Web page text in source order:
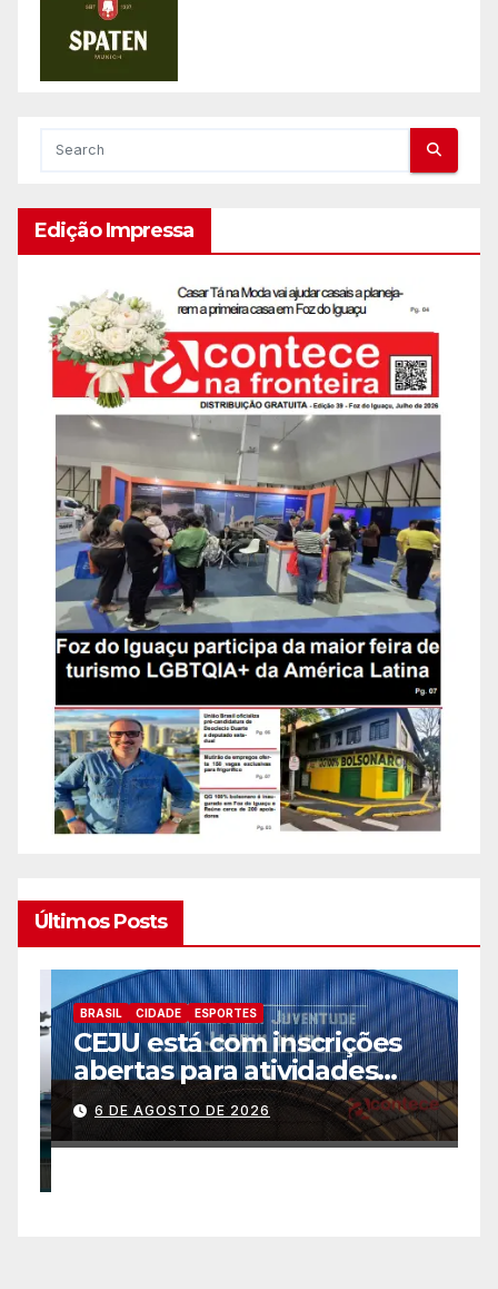
Edição Impressa
Últimos Posts
BRASIL CIDADE ESPORTES
CEJU está com inscrições
abertas para atividades
gratuitas
6 DE AGOSTO DE 2026